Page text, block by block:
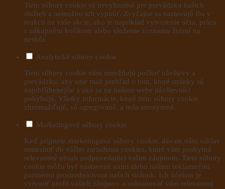
Tieto súbory cookie sú nevyhnutné pre prevádzku našich
služieb a nemožno ich vypnúť. Zvyčajne sa nastavujú iba v
reakcii na vaše akcie, ako je napríklad vytvorenie účtu, práca
s nákupným košíkom alebo uloženie zoznamu želaní na
neskôr.
Analytické súbory cookie
Tieto súbory cookie nám umožňujú počítať návštevy a
prevádzku, aby sme mali prehľad o tom, ktoré stránky sú
najobľúbenejšie a ako sa na našom webe návštevníci
pohybujú. Všetky informácie, ktoré tieto súbory cookie
zhromažďujú, sú agregované, a teda anonymné.
Marketingové súbory cookie
Keď prijmete marketingové súbory cookie, dávate nám súhlas
umiestniť do vášho zariadenia cookies, ktoré vám poskytnú
relevantný obsah zodpovedajúci vašim záujmom. Tieto súbory
cookie môžu byť nastavené nami alebo našimi reklamnými
partnermi prostredníctvom našich stránok. Ich účelom je
vytvoriť profil vašich záujmov a zobrazovať vám relevantný